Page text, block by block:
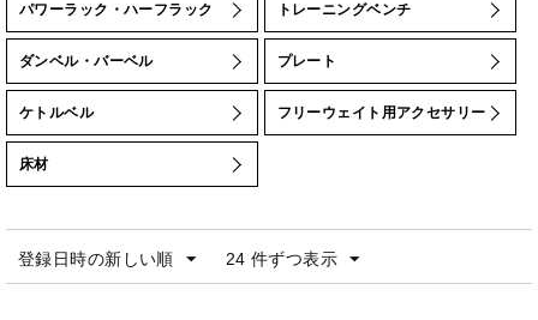
パワーラック・ハーフラック トレーニングベンチ
ダンベル・バーベル プレート
ケトルベル フリーウェイト用アクセサリー
床材
登録日時の新しい順 24 件ずつ表示